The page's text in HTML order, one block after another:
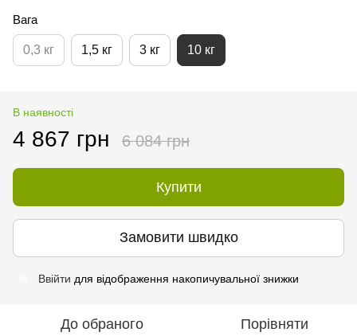
Вага
0,3 кг 1,5 кг 3 кг 10 кг
В наявності
4 867 грн 6 084 грн
Купити
Замовити швидко
Ввійти для відображення накопичувальної знижки
До обраного Порівняти